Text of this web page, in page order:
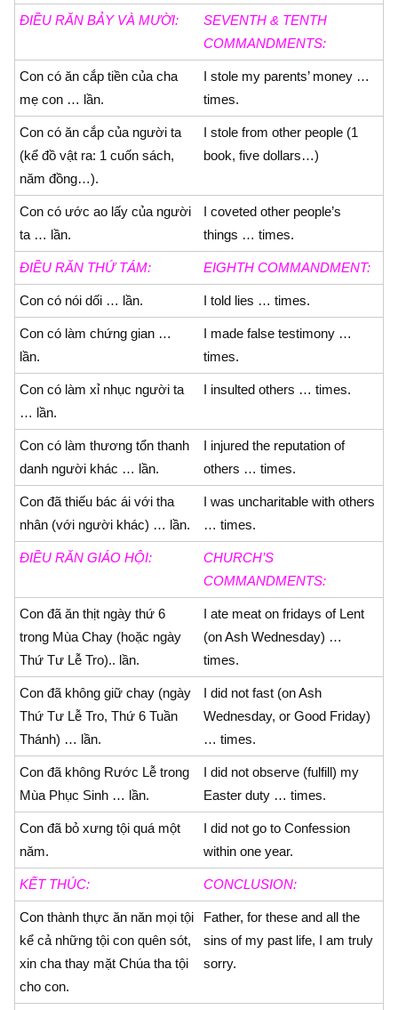
ÐIỀU RĂN BẢY VÀ MƯỜI:
SEVENTH & TENTH
COMMANDMENTS:
Con có ăn cắp tiền của cha
mẹ con … lần.
I stole my parents’ money …
times.
Con có ăn cắp của người ta
(kể đồ vật ra: 1 cuốn sách,
năm đồng…).
I stole from other people (1
book, five dollars…)
Con có ước ao lấy của người
ta … lần.
I coveted other people’s
things … times.
ÐIỀU RĂN THỨ TÁM: EIGHTH COMMANDMENT:
Con có nói dối … lần. I told lies … times.
Con có làm chứng gian …
lần.
I made false testimony …
times.
Con có làm xỉ nhục người ta
… lần.
I insulted others … times.
Con có làm thương tổn thanh
danh người khác … lần.
I injured the reputation of
others … times.
Con đã thiếu bác ái với tha
nhân (với người khác) … lần.
I was uncharitable with others
… times.
ÐIỀU RĂN GIÁO HỘI:
CHURCH’S
COMMANDMENTS:
Con đã ăn thịt ngày thứ 6
trong Mùa Chay (hoặc ngày
Thứ Tư Lễ Tro).. lần.
I ate meat on fridays of Lent
(on Ash Wednesday) …
times.
Con đã không giữ chay (ngày
Thứ Tư Lễ Tro, Thứ 6 Tuần
Thánh) … lần.
I did not fast (on Ash
Wednesday, or Good Friday)
… times.
Con đã không Rước Lễ trong
Mùa Phục Sinh … lần.
I did not observe (fulfill) my
Easter duty … times.
Con đã bỏ xưng tội quá một
năm.
I did not go to Confession
within one year.
KẾT THÚC: CONCLUSION:
Con thành thực ăn năn mọi tội
kể cả những tội con quên sót,
xin cha thay mặt Chúa tha tội
cho con.
Father, for these and all the
sins of my past life, I am truly
sorry.